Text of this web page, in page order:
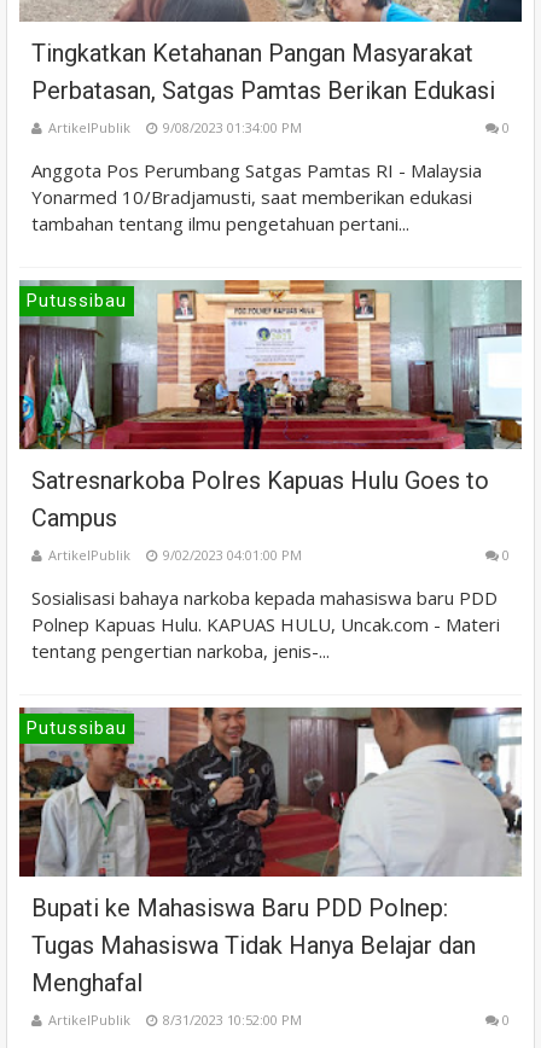
Tingkatkan Ketahanan Pangan Masyarakat
Perbatasan, Satgas Pamtas Berikan Edukasi
ArtikelPublik 9/08/2023 01:34:00 PM 0
Anggota Pos Perumbang Satgas Pamtas RI - Malaysia
Yonarmed 10/Bradjamusti, saat memberikan edukasi
tambahan tentang ilmu pengetahuan pertani...
Putussibau
Satresnarkoba Polres Kapuas Hulu Goes to
Campus
ArtikelPublik 9/02/2023 04:01:00 PM 0
Sosialisasi bahaya narkoba kepada mahasiswa baru PDD
Polnep Kapuas Hulu. KAPUAS HULU, Uncak.com - Materi
tentang pengertian narkoba, jenis-...
Putussibau
Bupati ke Mahasiswa Baru PDD Polnep:
Tugas Mahasiswa Tidak Hanya Belajar dan
Menghafal
ArtikelPublik 8/31/2023 10:52:00 PM 0